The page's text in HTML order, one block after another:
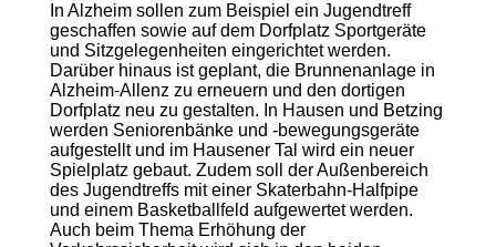
In Alzheim sollen zum Beispiel ein Jugendtreff
geschaffen sowie auf dem Dorfplatz Sportgeräte
und Sitzgelegenheiten eingerichtet werden.
Darüber hinaus ist geplant, die Brunnenanlage in
Alzheim-Allenz zu erneuern und den dortigen
Dorfplatz neu zu gestalten. In Hausen und Betzing
werden Seniorenbänke und -bewegungsgeräte
aufgestellt und im Hausener Tal wird ein neuer
Spielplatz gebaut. Zudem soll der Außenbereich
des Jugendtreffs mit einer Skaterbahn-Halfpipe
und einem Basketballfeld aufgewertet werden.
Auch beim Thema Erhöhung der